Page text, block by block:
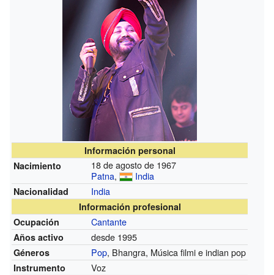
Información personal
Nacimiento
18 de agosto de 1967
Patna, India
Nacionalidad India
Información profesional
Ocupación
Cantante
Años activo desde 1995
Géneros Pop, Bhangra, Música filmi e indian pop
Instrumento Voz